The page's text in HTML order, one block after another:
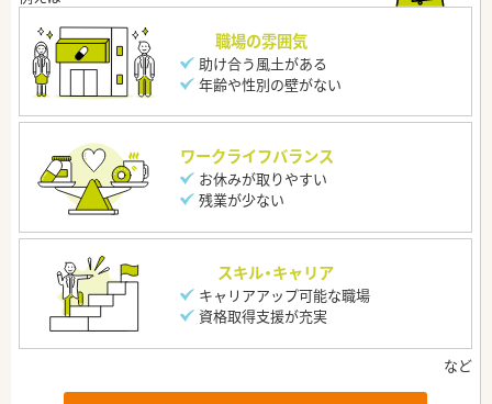
職場の雰囲気
助け合う風土がある
年齢や性別の壁がない
ワークライフバランス
お休みが取りやすい
残業が少ない
スキル・キャリア
キャリアアップ可能な職場
資格取得支援が充実